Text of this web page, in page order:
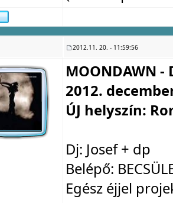
2012.11. 20. - 11:59:56
MOONDAWN -
2012.
ÚJ helyszín:
Dj: Josef + dp
Belépő:
Egész éjjel